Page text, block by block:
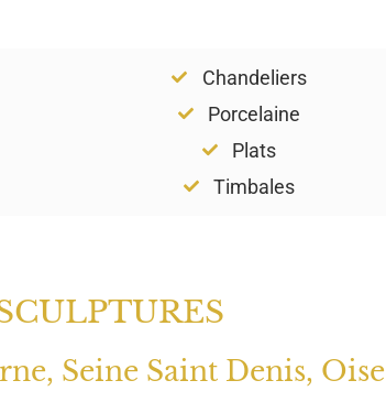
Chandeliers
Porcelaine
Plats
Timbales
Seine Saint Denis, Oise